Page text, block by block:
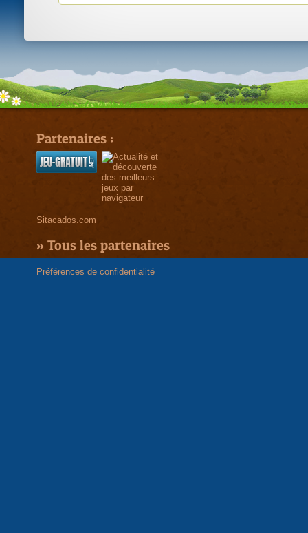
Partenaires :
Sitacados.com
» Tous les partenaires
Préférences de confidentialité